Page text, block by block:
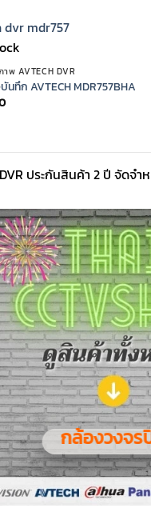
พ AVTECH DVR
นทึก AVTECH MDR757BHA
ประกันสินค้า 2 ปี จัดจ
กล้องวงจร